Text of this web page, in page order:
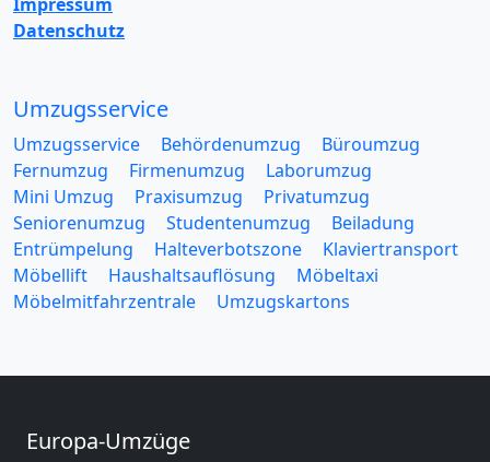
Datenschutz
Umzugsservice
Umzugsservice Behördenumzug
Büroumzug
Fernumzug
Firmenumzug
Laborumzug
Mini Umzug
Praxisumzug
Privatumzug
Seniorenumzug
Studentenumzug
Beiladung
Entrümpelung
Halteverbotszone
Klaviertransport
Möbellift
Haushaltsauflösung
Möbeltaxi
Möbelmitfahrzentrale
Umzugskartons
Europa-Umzüge